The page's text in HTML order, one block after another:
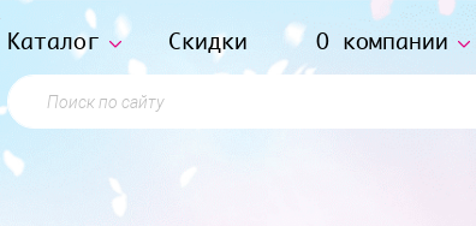
Каталог Скидки О компании
Поиск по сайту